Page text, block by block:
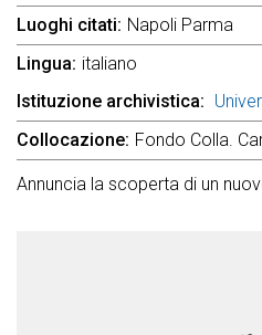
Luoghi citati Napoli Parma
Lingua italiano
Istituzione archivistica
Collocazione Fondo Colla.
Annuncia la scoperta di un